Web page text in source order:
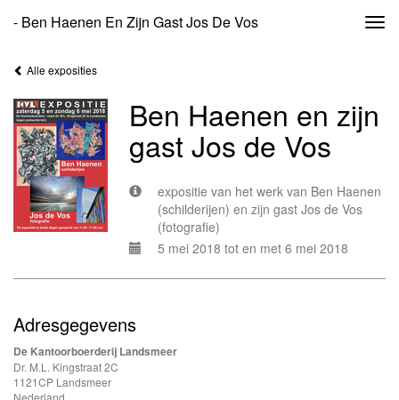
- Ben Haenen En Zijn Gast Jos De Vos
Alle exposities
Ben Haenen en zijn
gast Jos de Vos
expositie van het werk van Ben Haenen
(schilderijen) en zijn gast Jos de Vos
(fotografie)
5 mei 2018 tot en met 6 mei 2018
Adresgegevens
De Kantoorboerderij Landsmeer
Dr. M.L. Kingstraat 2C
1121CP Landsmeer
Nederland